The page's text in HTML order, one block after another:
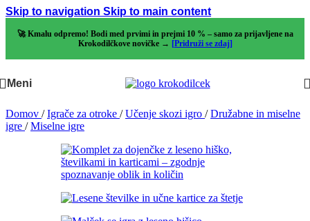
Skip to navigation Skip to main content
🚀 Kmalu odpremo! Bodi med prvimi in prejmi 10 % – samo za prijavljene na
Krokodilčkove novičke → [Pridruži se zdaj]
Meni
Domov / Igrače za otroke / Učenje skozi igro / Družabne in miselne
igre / Miselne igre